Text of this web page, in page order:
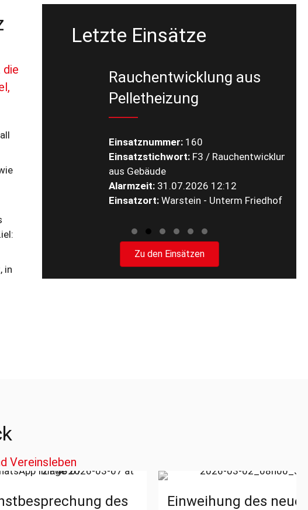
die
in
Letzte Einsätze
Rauchentwicklung aus
Pelletheizung
Einsatznummer:160
Einsatzstichwort:F3 / Rauchentwicklung
aus Gebäude
Alarmzeit:31.07.2026 12:12
Einsatzort:Warstein - Unterm Friedhof
Slide group 1
Slide group 2
Slide group 3
Slide group 4
Slide group 5
Slide group 6
Zu den Einsätzen
Vereinsleben
des
Einweihung des neuen